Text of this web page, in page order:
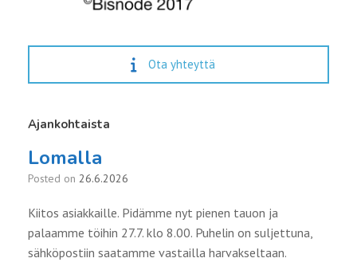
Ota yhteyttä
Ajankohtaista
Lomalla
Posted on 26.6.2026
Kiitos asiakkaille. Pidämme nyt pienen tauon ja
palaamme töihin 27.7. klo 8.00. Puhelin on suljettuna,
sähköpostiin saatamme vastailla harvakseltaan.